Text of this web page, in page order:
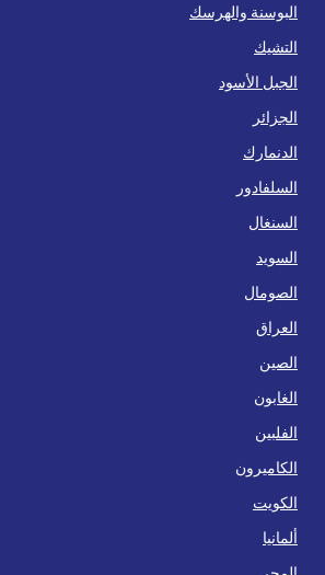
البوسنة والهرسك
التشيك
الجبل الأسود
الجزائر
الدنمارك
السلفادور
السنغال
السويد
الصومال
العراق
الصين
الغابون
الفلبين
الكاميرون
الكويت
ألمانيا